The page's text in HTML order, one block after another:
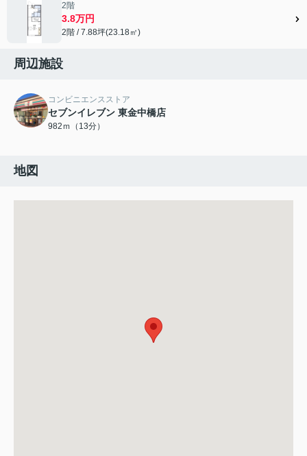
2階
3.8万円
2階 / 7.88坪(23.18㎡)
周辺施設
コンビニエンスストア
セブンイレブン 東金中橋店
982ｍ（13分）
地図